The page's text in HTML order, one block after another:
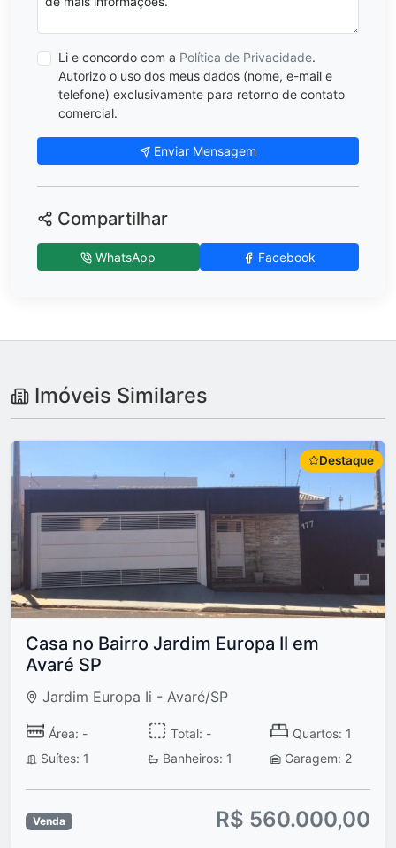
Li e concordo com a Política de Privacidade.
Autorizo o uso dos meus dados (nome, e-mail e
telefone) exclusivamente para retorno de contato
comercial.
Enviar Mensagem
Compartilhar
WhatsApp Facebook
Imóveis Similares
Destaque
Casa no Bairro Jardim Europa II em
Avaré SP
Jardim Europa Ii - Avaré/SP
Área: - Total: -
Quartos: 1
Suítes: 1
Banheiros: 1 Garagem: 2
Venda R$ 560.000,00